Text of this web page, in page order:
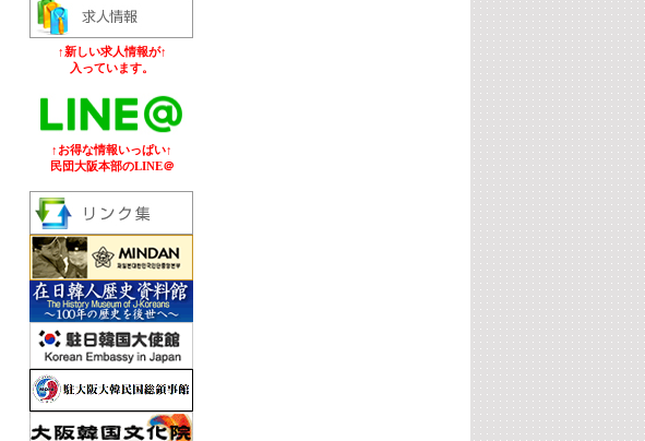
↑新しい求人情報が↑
入っています。
↑お得な情報いっぱい↑
民団大阪本部のLINE＠